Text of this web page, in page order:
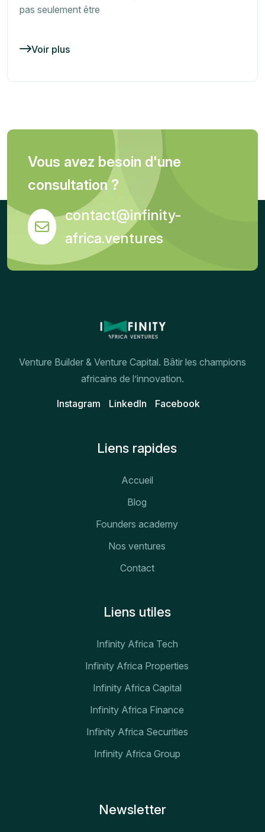
pas seulement être
Voir plus
Vous avez besoin d'une
consultation ?
contact@infinity-
africa.ventures
Venture Builder & Venture Capital. Bâtir les champions
africains de l’innovation.
Instagram Linkedln Facebook
Liens rapides
Accueil
Blog
Founders academy
Nos ventures
Contact
Liens utiles
Infinity Africa Tech
Infinity Africa Properties
Infinity Africa Capital
Infinity Africa Finance
Infinity Africa Securities
Infinity Africa Group
Newsletter